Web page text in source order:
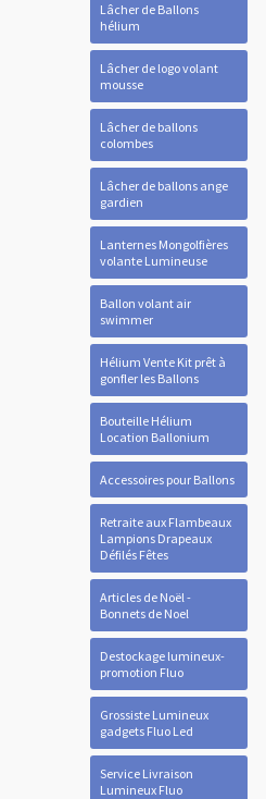
Lâcher de Ballons
hélium
Lâcher de logo volant
mousse
Lâcher de ballons
colombes
Lâcher de ballons ange
gardien
Lanternes Mongolfières
volante Lumineuse
Ballon volant air
swimmer
Hélium Vente Kit prêt à
gonfler les Ballons
Bouteille Hélium
Location Ballonium
Accessoires pour Ballons
Retraite aux Flambeaux
Lampions Drapeaux
Défilés Fêtes
Articles de Noël -
Bonnets de Noel
Destockage lumineux-
promotion Fluo
Grossiste Lumineux
gadgets Fluo Led
Service Livraison
Lumineux Fluo